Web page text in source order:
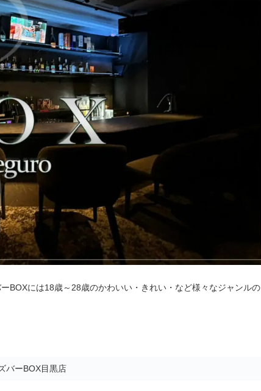
BOXには18歳～28歳のかわいい・きれい・など様々なジャンルの
バーBOX目黒店